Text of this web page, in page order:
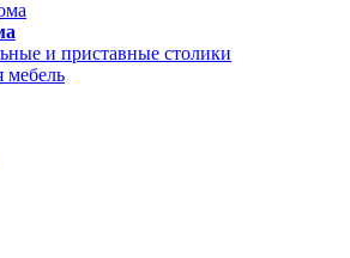
и приставные столики
мебель